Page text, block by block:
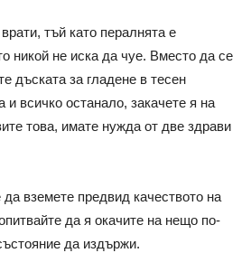
тъй като пералнята е
никой не иска да чуе. Вместо да се
дъската за гладене в тесен
и всичко останало, закачете я на
това, имате нужда от две здрави
да вземете предвид качеството на
да я окачите на нещо по-
да издържи.